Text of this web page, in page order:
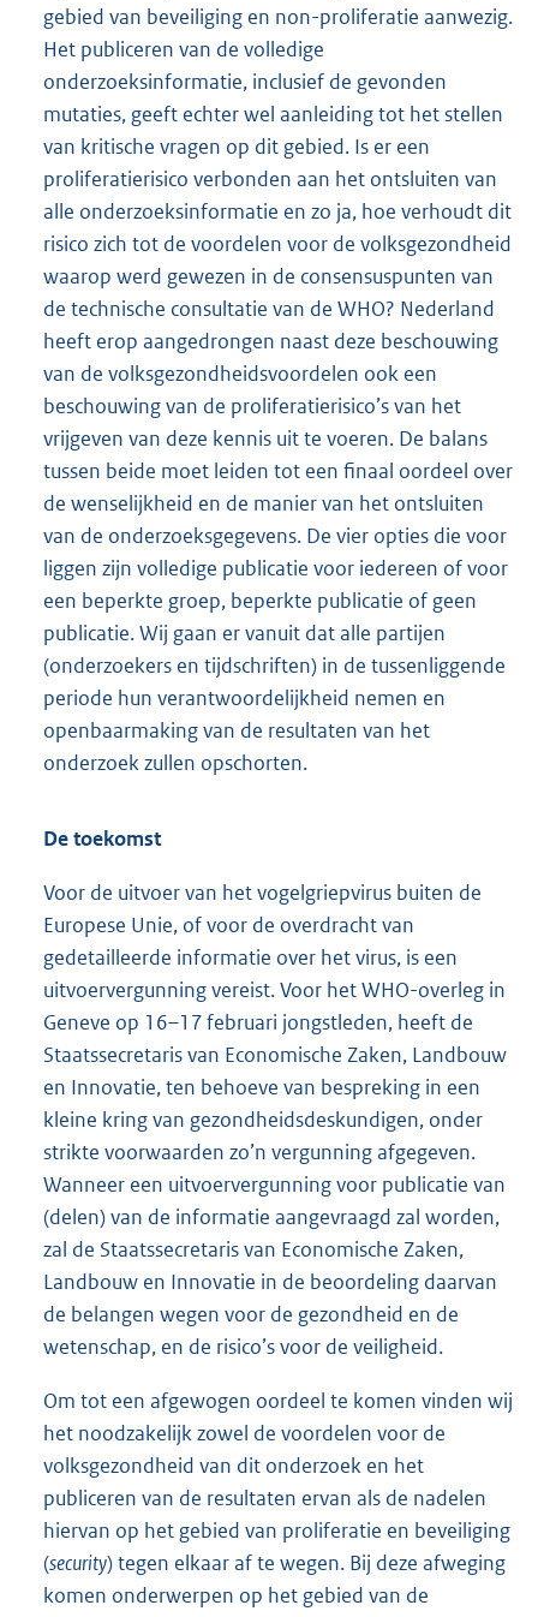
gebied van beveiliging en non-proliferatie aanwezig.
Het publiceren van de volledige
onderzoeksinformatie, inclusief de gevonden
mutaties, geeft echter wel aanleiding tot het stellen
van kritische vragen op dit gebied. Is er een
proliferatierisico verbonden aan het ontsluiten van
alle onderzoeksinformatie en zo ja, hoe verhoudt dit
risico zich tot de voordelen voor de volksgezondheid
waarop werd gewezen in de consensuspunten van
de technische consultatie van de WHO? Nederland
heeft erop aangedrongen naast deze beschouwing
van de volksgezondheidsvoordelen ook een
beschouwing van de proliferatierisico’s van het
vrijgeven van deze kennis uit te voeren. De balans
tussen beide moet leiden tot een finaal oordeel over
de wenselijkheid en de manier van het ontsluiten
van de onderzoeksgegevens. De vier opties die voor
liggen zijn volledige publicatie voor iedereen of voor
een beperkte groep, beperkte publicatie of geen
publicatie. Wij gaan er vanuit dat alle partijen
(onderzoekers en tijdschriften) in de tussenliggende
periode hun verantwoordelijkheid nemen en
openbaarmaking van de resultaten van het
onderzoek zullen opschorten.
De toekomst
Voor de uitvoer van het vogelgriepvirus buiten de
Europese Unie, of voor de overdracht van
gedetailleerde informatie over het virus, is een
uitvoervergunning vereist. Voor het WHO-overleg in
Geneve op 16–17 februari jongstleden, heeft de
Staatssecretaris van Economische Zaken, Landbouw
en Innovatie, ten behoeve van bespreking in een
kleine kring van gezondheidsdeskundigen, onder
strikte voorwaarden zo’n vergunning afgegeven.
Wanneer een uitvoervergunning voor publicatie van
(delen) van de informatie aangevraagd zal worden,
zal de Staatssecretaris van Economische Zaken,
Landbouw en Innovatie in de beoordeling daarvan
de belangen wegen voor de gezondheid en de
wetenschap, en de risico’s voor de veiligheid.
Om tot een afgewogen oordeel te komen vinden wij
het noodzakelijk zowel de voordelen voor de
volksgezondheid van dit onderzoek en het
publiceren van de resultaten ervan als de nadelen
hiervan op het gebied van proliferatie en beveiliging
(security) tegen elkaar af te wegen. Bij deze afweging
komen onderwerpen op het gebied van de